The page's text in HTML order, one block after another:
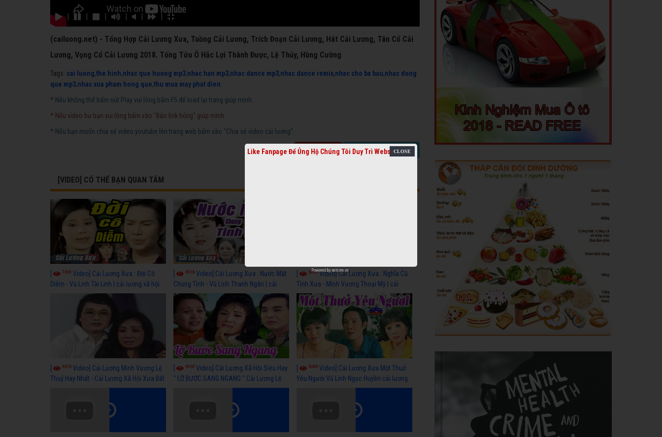
| | | | | |
(cailuong.net) - Tổng Hợp Cải Lương Xưa, Tuồng Cải Lương, Trích Đoạn Cải Lương, Hát Cải Lương, Tân Cổ Cải
Lương, Vọng Cổ Cải Lương 2018. Tống Tửu Ô Hắc Lợi Thành Được, Lệ Thủy, Hùng Cường
Tags: cai luong,the hinh,nhac que huong mp3,nhac han mp3,nhac dance mp3,nhac dance remix,nhac cho ba bau,nhac dong
que mp3,nhac xua pham hong que,thu mua may phat dien
* Nếu không thể bấm nút Play vui lòng bấm F5 để load lại trang giúp mình.
* Nếu video hư bạn vui lòng bấm vào "Báo link hỏng" giúp mình.
* Nếu bạn muốn chia sẻ video youtube lên trang web bấm vào "Chia sẻ video cải lương".
Báo link chết Chia sẻ video cải lương
[VIDEO] CÓ THỂ BẠN QUAN TÂM
7665 Video] Cải Lương Xưa : Đời Cô
Diễm - Vũ Linh Tài Linh | cải lương xã hội
6918 Video] Cải Lương Xưa : Nước Mắt
Chung Tình - Vũ Linh Thanh Ngân | cải
lương xã hội hay nhất
6055Video] Cải Lương Xưa : Nghĩa Cũ
Tình Xưa - Minh Vương Thoại Mỹ | cải
lương xã hội hay nhất
6678 Video] Cải Lương Minh Vương Lệ
Thuỷ Hay Nhất - Cải Lương Xã Hội Xưa Bất
6969 Video] Cải Lương Xã Hội Siêu Hay
" LỠ BƯỚC SANG NGANG " Cải Lương Lệ
Thuỷ, Thanh Tuấn, Hồng Nga
6388 Video] Cải Lương Xưa Một Thuở
Yêu Người Vũ Linh Ngọc Huyền cải lương
Like Fanpage Để Ủng Hộ Chúng Tôi Duy Trì Website
Powered by netcore.vn